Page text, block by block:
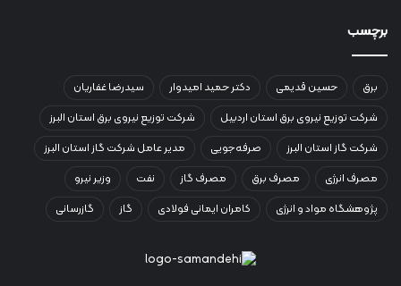
برچسب
برق حسین قدیمی دکتر حمید امیدوار
سیدرضا غفاریان
شرکت توزیع نیروی برق استان اردبیل
شرکت توزیع نیروی برق استان البرز
شرکت گاز استان البرز
صرفه‌جویی
مدیر عامل شرکت گاز استان البرز
مصرف انرژی
مصرف برق مصرف گاز نفت
وزیر نیرو
پژوهشگاه مواد و انرژی
کامران ایمانی فولادی گاز گازرسانی